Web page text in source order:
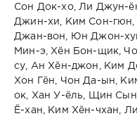
Сон Док-хо, Ли Джун-
Джин-хи, Ким Сон-гюн,
Джан-вон, Юн Джон-
Мин-э, Хён Бон-щик,
су, Ан Хён-джон, Ким
Хон Гён, Чон Да-ын,
ок, Хан У-ёль, Щин
Ё-хан, Ким Хён-чхан,